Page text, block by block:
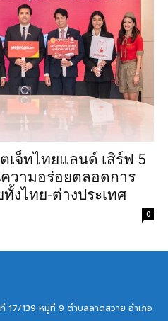
เจ็ทไทยแลนด์ เสิร์ฟ 5
วามอร่อยตลอดการ
งไทย-ต่างประเทศ
0
17/139 หมู่ที่ 9 ตำบลลาดสวาย อำเภอ